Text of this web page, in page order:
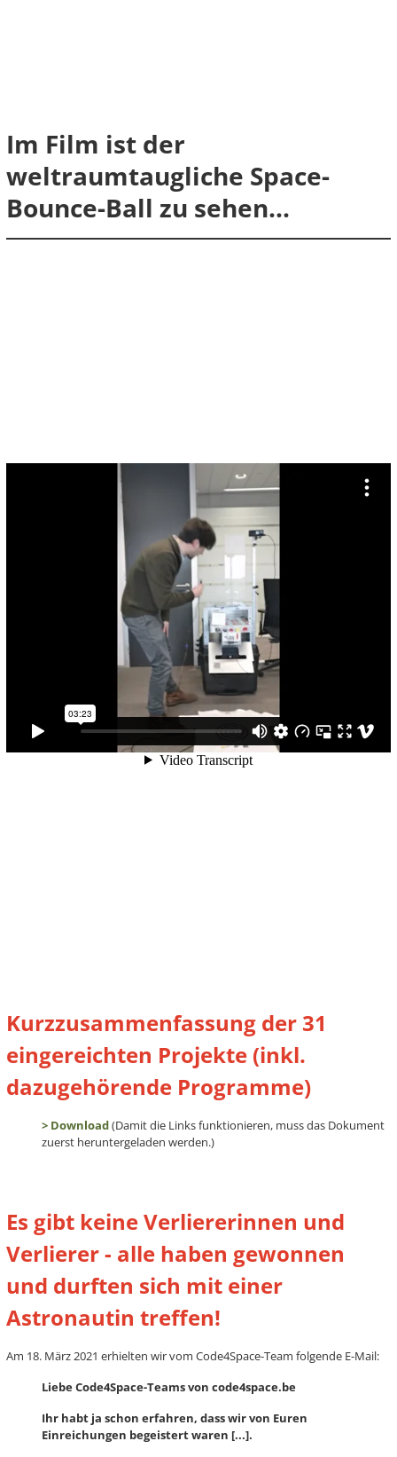
Im Film ist der
weltraumtaugliche Space-
Bounce-Ball zu sehen...
Kurzzusammenfassung der 31
eingereichten Projekte (inkl.
dazugehörende Programme)
> Download(Damit die Links funktionieren, muss das Dokument
zuerst heruntergeladen werden.)
Es gibt keine Verliererinnen und
Verlierer - alle haben gewonnen
und durften sich mit einer
Astronautin treffen!
Am 18. März 2021 erhielten wir vom Code4Space-Team folgende E-Mail:
Liebe Code4Space-Teams von code4space.be
Ihr habt ja schon erfahren, dass wir von Euren
Einreichungen begeistert waren [...].